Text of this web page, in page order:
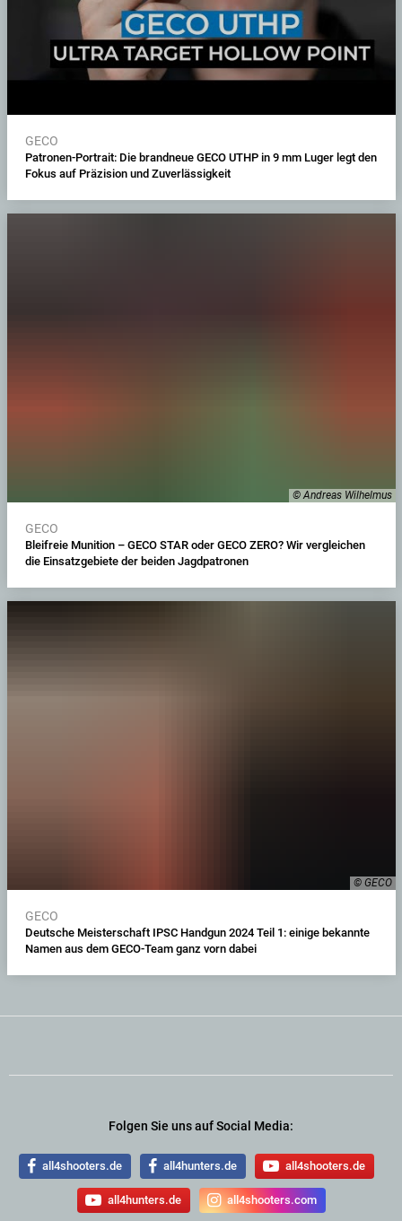
GECO
Patronen-Portrait: Die brandneue GECO UTHP in 9 mm Luger legt den
Fokus auf Präzision und Zuverlässigkeit
© Andreas Wilhelmus
GECO
Bleifreie Munition – GECO STAR oder GECO ZERO? Wir vergleichen
die Einsatzgebiete der beiden Jagdpatronen
© GECO
GECO
Deutsche Meisterschaft IPSC Handgun 2024 Teil 1: einige bekannte
Namen aus dem GECO-Team ganz vorn dabei
Folgen Sie uns auf Social Media:
all4shooters.de all4hunters.de all4shooters.de
all4hunters.de all4shooters.com